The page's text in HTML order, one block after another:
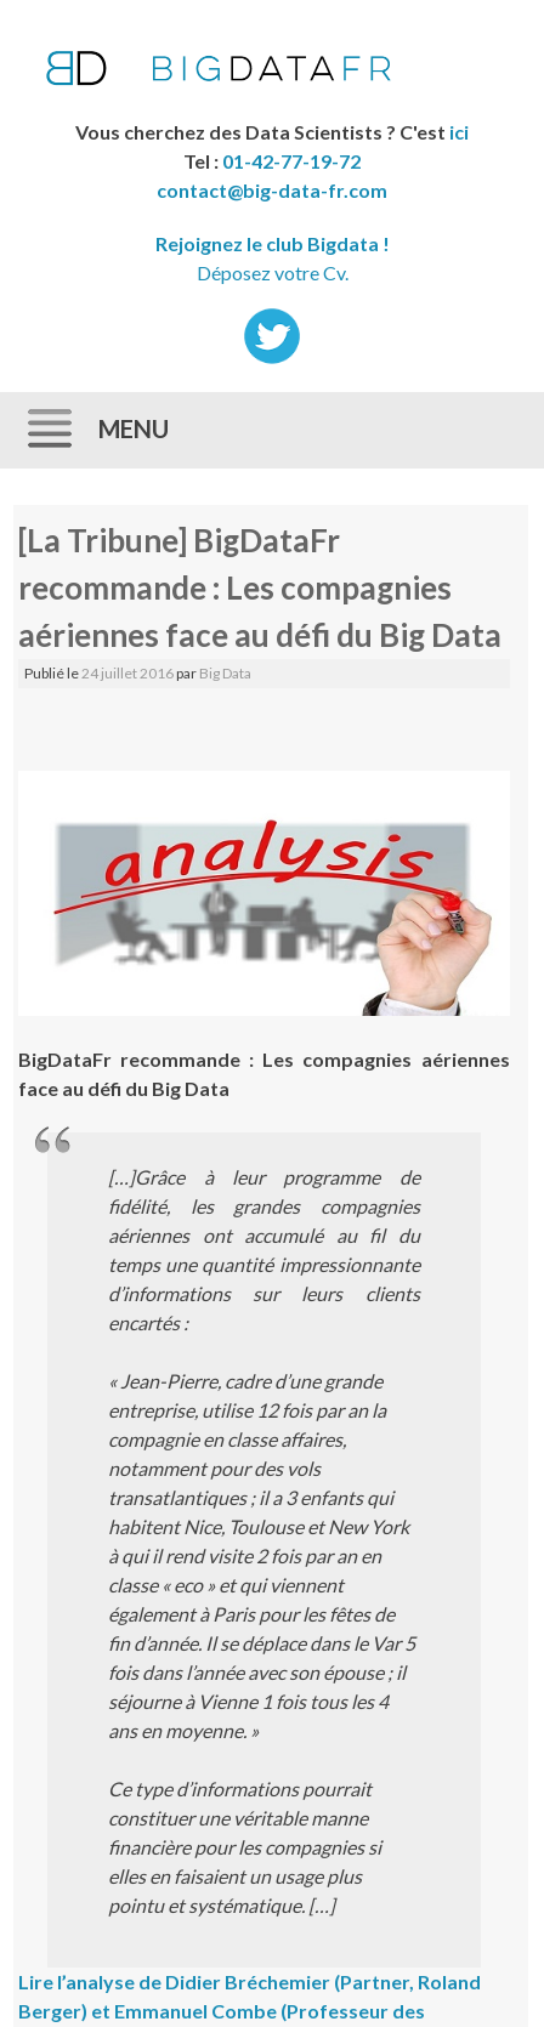
Vous cherchez des Data Scientists ? C'est ici
Tel : 01-42-77-19-72
contact@big-data-fr.com
Rejoignez le club Bigdata !
Déposez votre Cv.
MENU
[La Tribune] BigDataFr
recommande : Les compagnies
aériennes face au défi du Big Data
Publié le 24 juillet 2016par Big Data
BigDataFr recommande : Les compagnies aériennes
face au défi du Big Data
[…]Grâce à leur programme de
fidélité, les grandes compagnies
aériennes ont accumulé au fil du
temps une quantité impressionnante
d’informations sur leurs clients
encartés :
« Jean-Pierre, cadre d’une grande
entreprise, utilise 12 fois par an la
compagnie en classe affaires,
notamment pour des vols
transatlantiques ; il a 3 enfants qui
habitent Nice, Toulouse et New York
à qui il rend visite 2 fois par an en
classe « eco » et qui viennent
également à Paris pour les fêtes de
fin d’année. Il se déplace dans le Var 5
fois dans l’année avec son épouse ; il
séjourne à Vienne 1 fois tous les 4
ans en moyenne. »
Ce type d’informations pourrait
constituer une véritable manne
financière pour les compagnies si
elles en faisaient un usage plus
pointu et systématique. […]
Lire l’analyse de Didier Bréchemier (Partner, Roland
Berger) et Emmanuel Combe (Professeur des